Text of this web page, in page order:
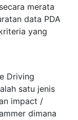
merata
data PDA
yang
Driving
satu jenis
impact /
dimana